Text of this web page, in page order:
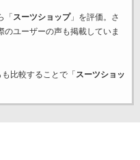
「 スーツショップ」を評価。さ
のユーザーの声も掲載していま
比較することで「 スーツショッ